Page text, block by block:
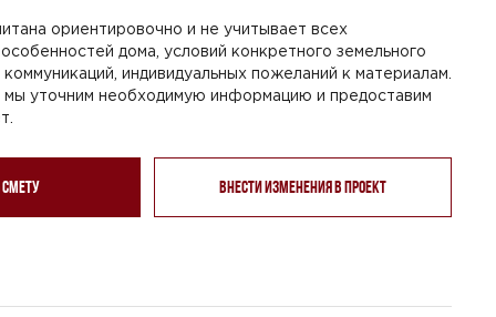
ориентировочно и не учитывает всех
дома, условий конкретного земельного
коммуникаций, индивидуальных пожеланий к материалам.
мы уточним необходимую информацию и предоставим
смету Внести изменения в проект